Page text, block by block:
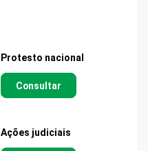
Protesto nacional
Consultar
Ações judiciais